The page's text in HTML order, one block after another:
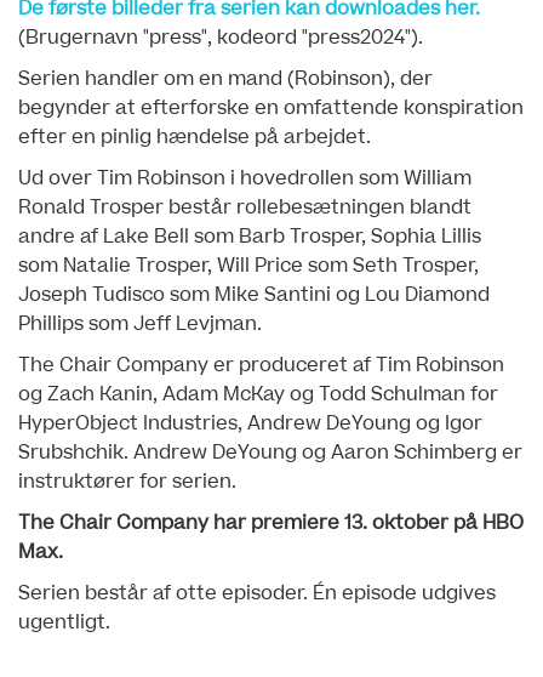
De første billeder fra serien kan downloades her.
(Brugernavn "press", kodeord "press2024").
Serien handler om en mand (Robinson), der
begynder at efterforske en omfattende konspiration
efter en pinlig hændelse på arbejdet.
Ud over Tim Robinson i hovedrollen som William
Ronald Trosper består rollebesætningen blandt
andre af Lake Bell som Barb Trosper, Sophia Lillis
som Natalie Trosper, Will Price som Seth Trosper,
Joseph Tudisco som Mike Santini og Lou Diamond
Phillips som Jeff Levjman.
The Chair Company er produceret af Tim Robinson
og Zach Kanin, Adam McKay og Todd Schulman for
HyperObject Industries, Andrew DeYoung og Igor
Srubshchik. Andrew DeYoung og Aaron Schimberg er
instruktører for serien.
The Chair Company har premiere 13. oktober på HBO
Max.
Serien består af otte episoder. Én episode udgives
ugentligt.